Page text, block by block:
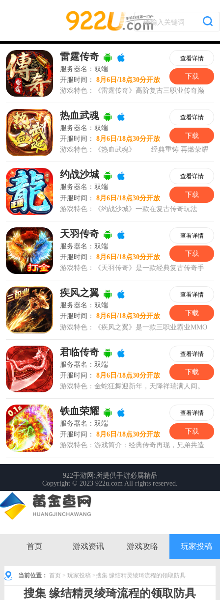
首页 游戏资讯 游戏攻略 玩家投稿
当前位置： 首页 > 玩家投稿 >搜集 缘结精灵绫琦流程的领取防具
搜集 缘结精灵绫琦流程的领取防具